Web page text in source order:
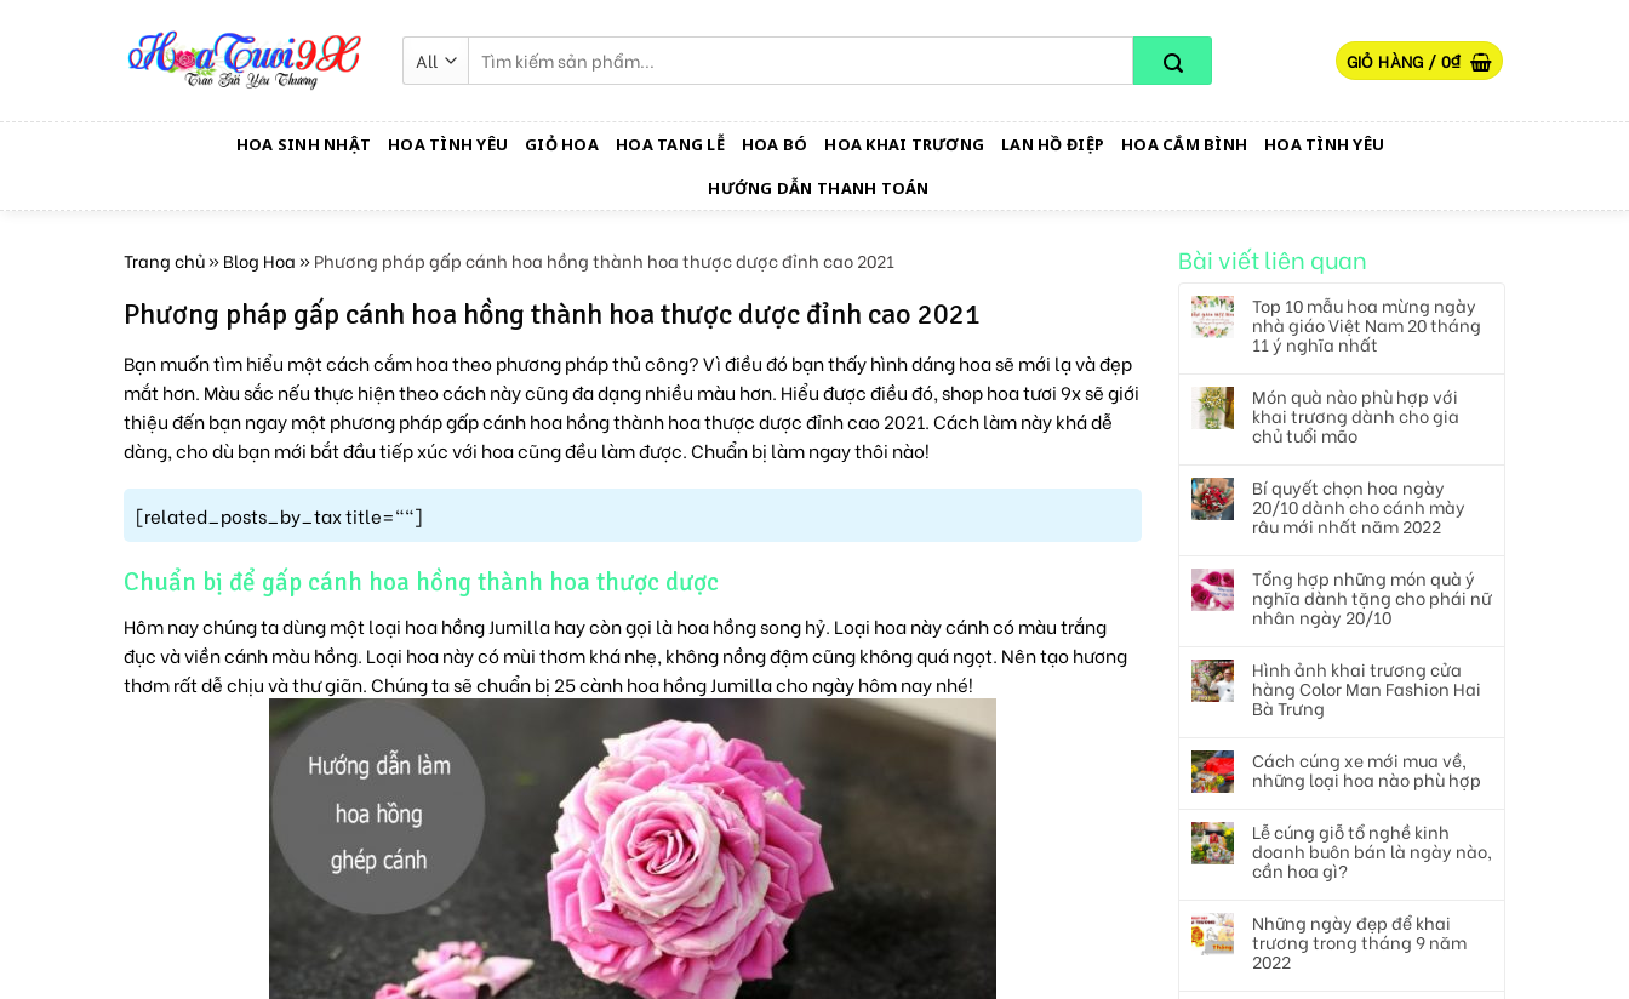
kiếm:
GIỎ HÀNG / 0₫
HOA SINH NHẬT HOA TÌNH YÊU GIỎ HOA HOA TANG LỄ HOA BÓ HOA KHAI TRƯƠNG LAN HỒ ĐIỆP HOA CẮM BÌNH
HOA TÌNH YÊU
HƯỚNG DẪN THANH TOÁN
Trang chủ»Blog Hoa»Phương pháp gấp cánh hoa hồng thành hoa thược dược đỉnh cao 2021
Phương pháp gấp cánh hoa hồng thành hoa thược dược đỉnh cao 2021
Bạn muốn tìm hiểu một cách cắm hoa theo phương pháp thủ công? Vì điều đó bạn thấy hình dáng hoa sẽ mới lạ và đẹp
mắt hơn. Màu sắc nếu thực hiện theo cách này cũng đa dạng nhiều màu hơn. Hiểu được điều đó, shop hoa tươi 9x sẽ giới
thiệu đến bạn ngay một phương pháp gấp cánh hoa hồng thành hoa thược dược đỉnh cao 2021. Cách làm này khá dễ
dàng, cho dù bạn mới bắt đầu tiếp xúc với hoa cũng đều làm được. Chuẩn bị làm ngay thôi nào!
[related_posts_by_tax title=""]
Chuẩn bị để gấp cánh hoa hồng thành hoa thược dược
Hôm nay chúng ta dùng một loại hoa hồng Jumilla hay còn gọi là hoa hồng song hỷ. Loại hoa này cánh có màu trắng
đục và viền cánh màu hồng. Loại hoa này có mùi thơm khá nhẹ, không nồng đậm cũng không quá ngọt. Nên tạo hương
thơm rất dễ chịu và thư giãn. Chúng ta sẽ chuẩn bị 25 cành hoa hồng Jumilla cho ngày hôm nay nhé!
Bài viết liên quan
Top 10 mẫu hoa mừng ngày
nhà giáo Việt Nam 20 tháng
11 ý nghĩa nhất
Món quà nào phù hợp với
khai trương dành cho gia
chủ tuổi mão
Bí quyết chọn hoa ngày
20/10 dành cho cánh mày
râu mới nhất năm 2022
Tổng hợp những món quà ý
nghĩa dành tặng cho phái nữ
nhân ngày 20/10
Hình ảnh khai trương cửa
hàng Color Man Fashion Hai
Bà Trưng
Cách cúng xe mới mua về,
những loại hoa nào phù hợp
Lễ cúng giỗ tổ nghề kinh
doanh buôn bán là ngày nào,
cần hoa gì?
Những ngày đẹp để khai
trương trong tháng 9 năm
2022